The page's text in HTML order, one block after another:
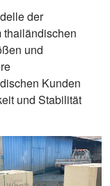
der
thailändischen
und
Kunden
und Stabilität